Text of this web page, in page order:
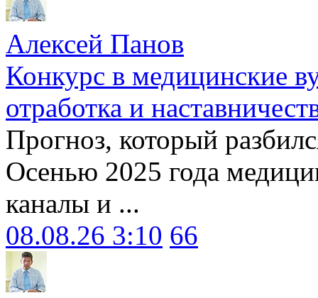
Алексей Панов
Конкурс в медицинские
отработка и
Прогноз, который
Осенью 2025 года
каналы и ...
08.08.26 3:10 66